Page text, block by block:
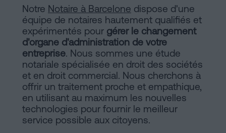
Notre Notaire à Barcelone dispose d'une
équipe de notaires hautement qualifiés et
expérimentés pour gérer le changement
d'organe d'administration de votre
entreprise. Nous sommes une étude
notariale spécialisée en droit des sociétés
et en droit commercial. Nous cherchons à
offrir un traitement proche et empathique,
en utilisant au maximum les nouvelles
technologies pour fournir le meilleur
service possible aux citoyens.